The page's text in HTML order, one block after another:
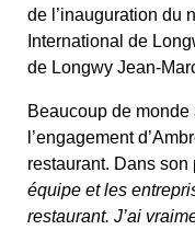
de l’inauguration du
International de
de Longwy Jean-
Beaucoup de
l’engagement
restaurant. Dans son
équipe et les
restaurant. J’ai